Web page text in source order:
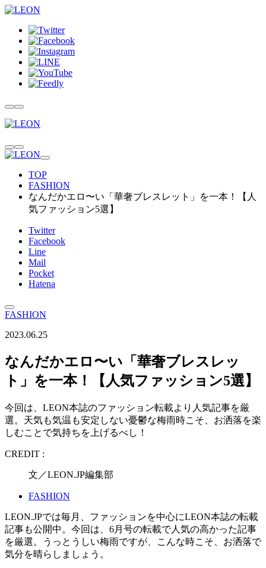
TOP
FASHION
なんだかエロ〜い「華奢ブレスレット」を一本！【人
気ファッション5選】
Twitter
Facebook
Line
Mail
Pocket
Hatena
FASHION
2023.06.25
なんだかエロ〜い「華奢ブレスレッ
ト」を一本！【人気ファッション5選】
今回は、LEON本誌のファッション転載より人気記事を厳
選。天気も気温も安定しない憂鬱な梅雨時こそ、お洒落を楽
しむことで気持ちを上げるべし！
CREDIT :
文／LEON.JP編集部
FASHION
LEON.JPでは毎月、ファッションを中心にLEON本誌の転載
記事も公開中。今回は、6月号の転載で人気の高かった記事
を厳選。うっとうしい梅雨ですが、こんな時こそ、お洒落で
気分を晴らしましょう。